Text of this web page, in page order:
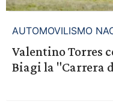
AUTOMOVILISMO
Valentino Torres
Biagi la "Carrera